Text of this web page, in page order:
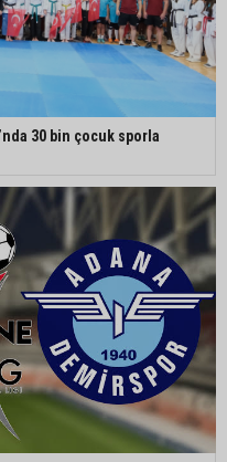
Dr. Müzeyyen Şevkin:
barış ve iş birliği sağlanmalı”
sanayi iş birliği toplantısı
başkanlığı atamaları
30 bin çocuk sporla